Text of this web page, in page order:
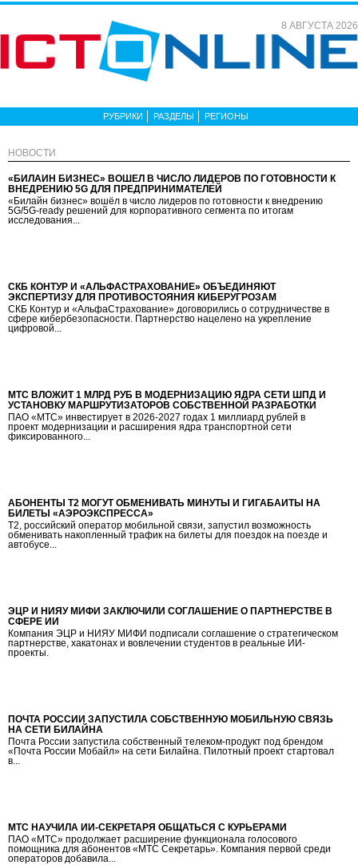
8 АВГУСТА 2026
РУБРИКИ РАЗДЕЛЫ РЕГИОНЫ
НОВОСТИ
«БИЛАЙН БИЗНЕС» ВОШЁЛ В ЧИСЛО ЛИДЕРОВ ПО ГОТОВНОСТИ К
ВНЕДРЕНИЮ 5G ДЛЯ ПРЕДПРИНИМАТЕЛЕЙ
«Билайн бизнес» вошёл в число лидеров по готовности к внедрению
5G/5G-ready решений для корпоративного сегмента по итогам
исследования...
СКБ КОНТУР И «АЛЬФАСТРАХОВАНИЕ» ОБЪЕДИНЯЮТ
ЭКСПЕРТИЗУ ДЛЯ ПРОТИВОСТОЯНИЯ КИБЕРУГРОЗАМ
СКБ Контур и «АльфаСтрахование» договорились о сотрудничестве в
сфере кибербезопасности. Партнерство нацелено на укрепление
цифровой...
МТС ВЛОЖИТ 1 МЛРД РУБ В МОДЕРНИЗАЦИЮ ЯДРА СЕТИ ШПД И
УСТАНОВКУ МАРШРУТИЗАТОРОВ СОБСТВЕННОЙ РАЗРАБОТКИ
ПАО «МТС» инвестирует в 2026-2027 годах 1 миллиард рублей в
проект модернизации и расширения ядра транспортной сети
фиксированного...
АБОНЕНТЫ Т2 МОГУТ ОБМЕНИВАТЬ МИНУТЫ И ГИГАБАЙТЫ НА
БИЛЕТЫ «АЭРОЭКСПРЕССА»
Т2, российский оператор мобильной связи, запустил возможность
обменивать накопленный трафик на билеты для поездок на поезде и
автобусе...
ЭЦР И НИЯУ МИФИ ЗАКЛЮЧИЛИ СОГЛАШЕНИЕ О ПАРТНЕРСТВЕ В
СФЕРЕ ИИ
Компания ЭЦР и НИЯУ МИФИ подписали соглашение о стратегическом
партнерстве, хакатонах и вовлечении студентов в реальные ИИ-
проекты.
ПОЧТА РОССИИ ЗАПУСТИЛА СОБСТВЕННУЮ МОБИЛЬНУЮ СВЯЗЬ
НА СЕТИ БИЛАЙНА
Почта России запустила собственный телеком-продукт под брендом
«Почта России Мобайл» на сети Билайна. Пилотный проект стартовал
в...
МТС НАУЧИЛА ИИ-СЕКРЕТАРЯ ОБЩАТЬСЯ С КУРЬЕРАМИ
ПАО «МТС» продолжает расширение функционала голосового
помощника для абонентов «МТС Секретарь». Компания первой среди
операторов добавила...